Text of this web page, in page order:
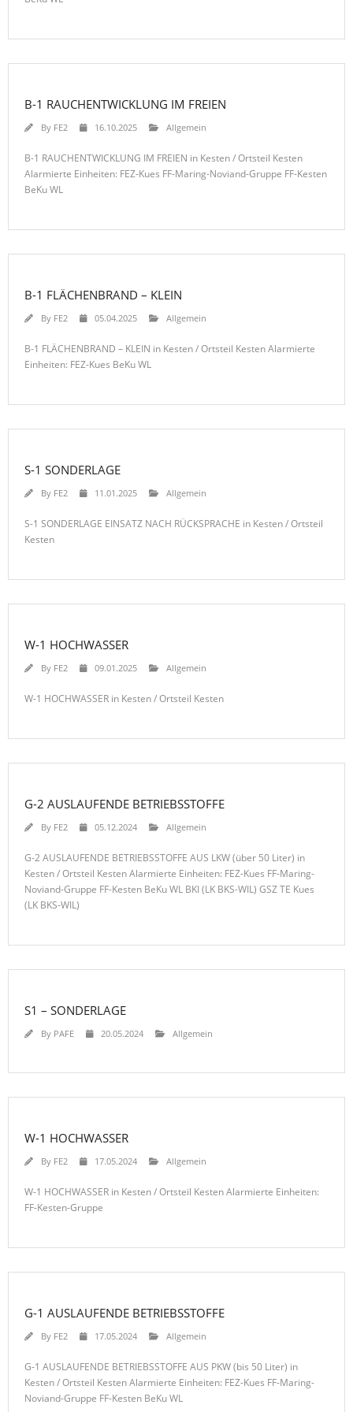
B-1 RAUCHENTWICKLUNG IM FREIEN
By FE2 16.10.2025 Allgemein
B-1 RAUCHENTWICKLUNG IM FREIEN in Kesten / Ortsteil Kesten
Alarmierte Einheiten: FEZ-Kues FF-Maring-Noviand-Gruppe FF-Kesten
BeKu WL
B-1 FLÄCHENBRAND – KLEIN
By FE2 05.04.2025 Allgemein
B-1 FLÄCHENBRAND – KLEIN in Kesten / Ortsteil Kesten Alarmierte
Einheiten: FEZ-Kues BeKu WL
S-1 SONDERLAGE
By FE2 11.01.2025 Allgemein
S-1 SONDERLAGE EINSATZ NACH RÜCKSPRACHE in Kesten / Ortsteil
Kesten
W-1 HOCHWASSER
By FE2 09.01.2025 Allgemein
W-1 HOCHWASSER in Kesten / Ortsteil Kesten
G-2 AUSLAUFENDE BETRIEBSSTOFFE
By FE2 05.12.2024 Allgemein
G-2 AUSLAUFENDE BETRIEBSSTOFFE AUS LKW (über 50 Liter) in
Kesten / Ortsteil Kesten Alarmierte Einheiten: FEZ-Kues FF-Maring-
Noviand-Gruppe FF-Kesten BeKu WL BKI (LK BKS-WIL) GSZ TE Kues
(LK BKS-WIL)
S1 – SONDERLAGE
By PAFE 20.05.2024 Allgemein
W-1 HOCHWASSER
By FE2 17.05.2024 Allgemein
W-1 HOCHWASSER in Kesten / Ortsteil Kesten Alarmierte Einheiten:
FF-Kesten-Gruppe
G-1 AUSLAUFENDE BETRIEBSSTOFFE
By FE2 17.05.2024 Allgemein
G-1 AUSLAUFENDE BETRIEBSSTOFFE AUS PKW (bis 50 Liter) in
Kesten / Ortsteil Kesten Alarmierte Einheiten: FEZ-Kues FF-Maring-
Noviand-Gruppe FF-Kesten BeKu WL